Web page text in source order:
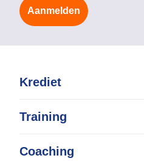
Aanmelden
Krediet
Training
Coaching